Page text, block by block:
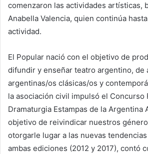
comenzaron las actividades artísticas,
Anabella Valencia, quien continúa
actividad.
El Popular nació con el objetivo de
difundir y enseñar teatro argentino, de
argentinas/os clásicas/os y
la asociación civil impulsó el Concurso
Dramaturgia Estampas de la Argentina
objetivo de reivindicar nuestros
otorgarle lugar a las nuevas
ambas ediciones (2012 y 2017), contó